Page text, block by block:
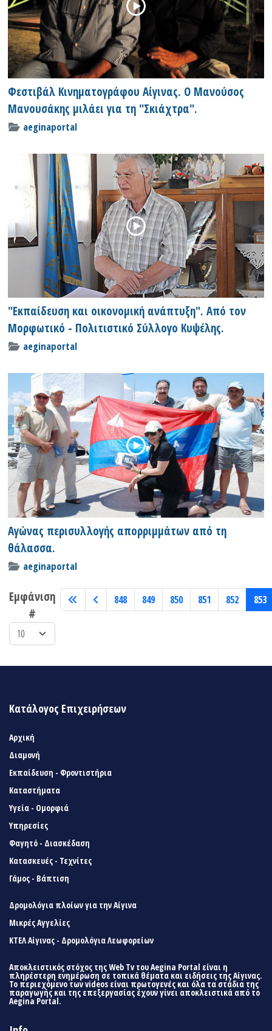
Φεστιβάλ Κινηματογράφου Αίγινας. Ο Μανούσος
Μανουσάκης μιλάει για τη "Σκιάχτρα".
aeginaportal
"Εκπαίδευση και οικονομική ανάπτυξη". Από τον
Μορφωτικό - Πολιτιστικό Σύλλογο Κυψέλης.
aeginaportal
Αγώνας περισυλλογής απορριμμάτων από τη
θάλασσα.
aeginaportal
Εμφάνιση
#
848 849 850 851 852 853
Κατάλογος Επιχειρήσεων
Αρχική
Διαμονή
Εκπαίδευση - Φροντιστήρια
Καταστήματα
Υγεία - Ομορφιά
Υπηρεσίες
Φαγητό - Διασκέδαση
Κατασκευές - Τεχνίτες
Γάμος - Βάπτιση
Δρομολόγια πλοίων για την Αίγινα
Μικρές Αγγελίες
ΚΤΕΛ Αίγινας - Δρομολόγια Λεωφορείων
Αποκλειστικός στόχος της Web Tv του Aegina Portal είναι η
πληρέστερη ενημέρωση σε τοπικά θέματα και ειδήσεις της Αίγινας.
Το περιεχόμενο των videos είναι πρωτογενές και όλα τα στάδια της
παραγωγής και της επεξεργασίας έχουν γίνει αποκλειστικά από το
Aegina Portal.